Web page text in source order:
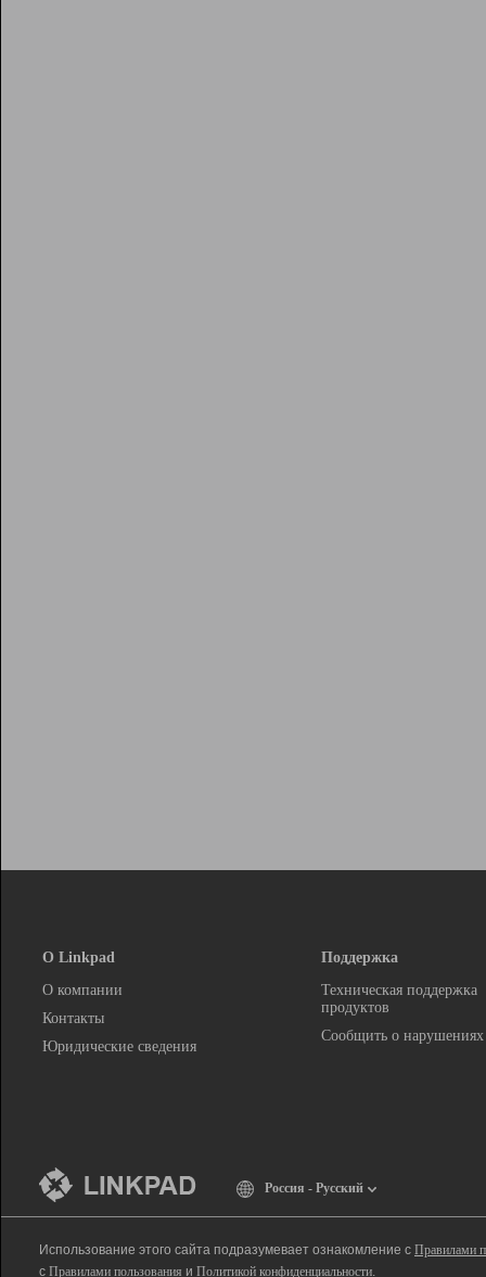
О Linkpad
О компании
Контакты
Юридические сведения
Поддержка
Техническая поддержка
продуктов
Сообщить о нарушениях
Россия - Русский
Использование этого сайта подразумевает ознакомление с Правилами
с Правилами пользования и Политикой конфиденциальности.